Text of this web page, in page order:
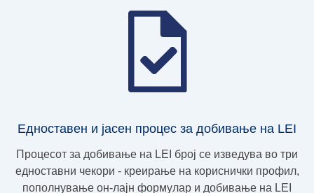
Едноставен и јасен процес за добивање на LEI
Процесот за добивање на LEI број се изведува во три
едноставни чекори - креирање на кориснички профил,
пополнување он-лајн формулар и добивање на LEI